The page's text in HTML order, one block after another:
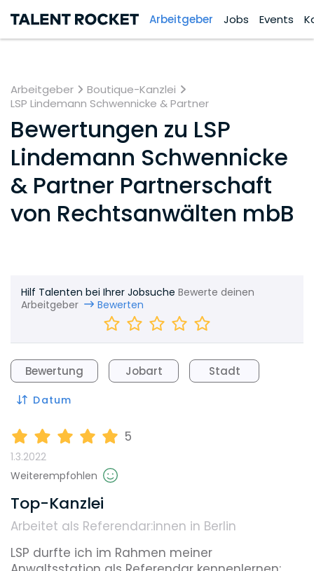
Arbeitgeber Jobs Events
Arbeitgeber
Boutique-Kanzlei
LSP Lindemann Schwennicke & Partner
Bewertungen zu LSP
Lindemann Schwennicke
& Partner Partnerschaft
von Rechtsanwälten mbB
Hilf Talenten bei Ihrer Jobsuche Bewerte deinen
Arbeitgeber
Bewerten
Bewertung Jobart Stadt
Datum
5
1.3.2022
Weiterempfohlen
Top-Kanzlei
Arbeitet als Referendar:innen in Berlin
LSP durfte ich im Rahmen meiner